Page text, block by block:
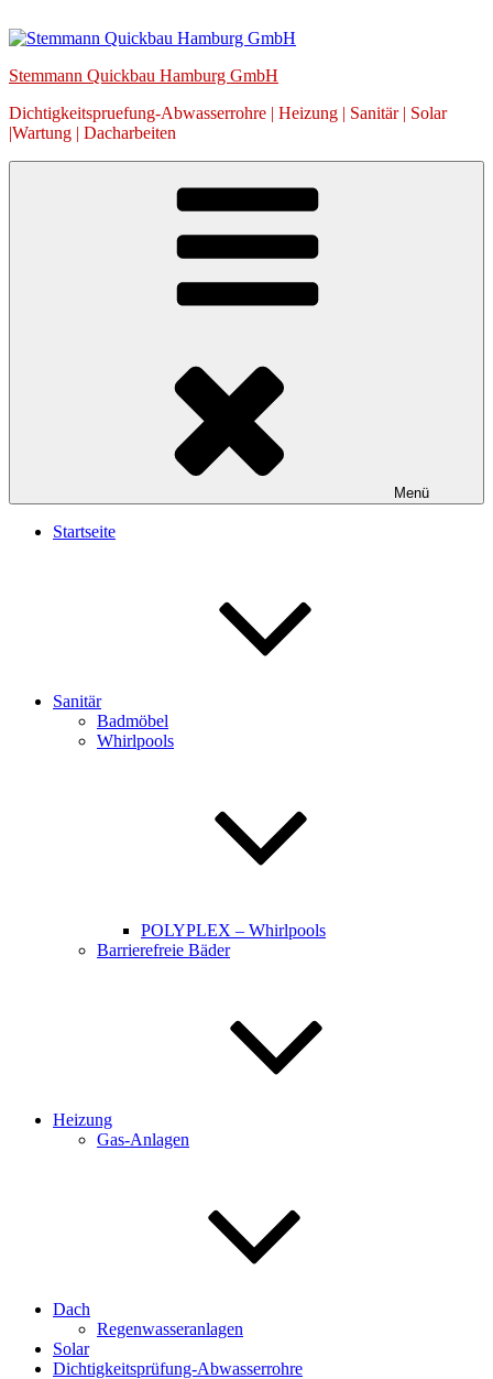
Inhalt
Stemmann Quickbau Hamburg GmbH
Dichtigkeitspruefung-Abwasserrohre | Heizung | Sanitär | Solar
|Wartung | Dacharbeiten
Menü
Startseite
Sanitär
Badmöbel
Whirlpools
POLYPLEX – Whirlpools
Barrierefreie Bäder
Heizung
Gas-Anlagen
Dach
Regenwasseranlagen
Solar
Dichtigkeitsprüfung-Abwasserrohre